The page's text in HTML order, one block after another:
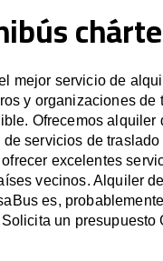
mejor servicio de
y organizaciones de
Ofrecemos alquiler
servicios de
excelentes
vecinos. Alquiler
es,
un presupuesto